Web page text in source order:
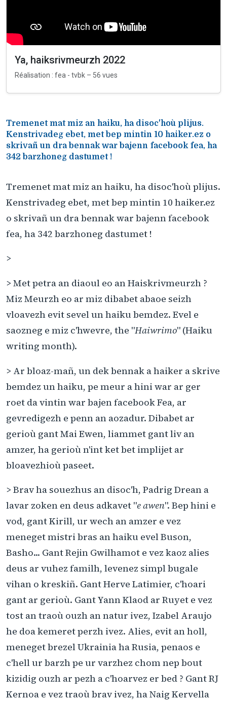
Ya, haiksrivmeurzh 2022
Réalisation : fea - tvbk – 56 vues
Tremenet mat miz an haiku, ha disoc'hoù plijus.
Kenstrivadeg ebet, met bep mintin 10 haiker.ez o
skrivañ un dra bennak war bajenn facebook fea, ha
342 barzhoneg dastumet !
Tremenet mat miz an haiku, ha disoc'hoù plijus.
Kenstrivadeg ebet, met bep mintin 10 haiker.ez
o skrivañ un dra bennak war bajenn facebook
fea, ha 342 barzhoneg dastumet !
>
> Met petra an diaoul eo an Haiskrivmeurzh ?
Miz Meurzh eo ar miz dibabet abaoe seizh
vloavezh evit sevel un haiku bemdez. Evel e
saozneg e miz c'hwevre, the "Haiwrimo" (Haiku
writing month).
> Ar bloaz-mañ, un dek bennak a haiker a skrive
bemdez un haiku, pe meur a hini war ar ger
roet da vintin war bajen facebook Fea, ar
gevredigezh e penn an aozadur. Dibabet ar
gerioù gant Mai Ewen, liammet gant liv an
amzer, ha gerioù n'int ket bet implijet ar
bloavezhioù paseet.
> Brav ha souezhus an disoc'h, Padrig Drean a
lavar zoken en deus adkavet "e awen". Bep hini e
vod, gant Kirill, ur wech an amzer e vez
meneget mistri bras an haiku evel Buson,
Basho... Gant Rejin Gwilhamot e vez kaoz alies
deus ar vuhez familh, levenez simpl bugale
vihan o kreskiñ. Gant Herve Latimier, c'hoari
gant ar gerioù. Gant Yann Klaod ar Ruyet e vez
tost an traoù ouzh an natur ivez, Izabel Araujo
he doa kemeret perzh ivez. Alies, evit an holl,
meneget brezel Ukrainia ha Rusia, penaos e
c'hell ur barzh pe ur varzhez chom nep bout
kizidig ouzh ar pezh a c'hoarvez er bed ? Gant RJ
Kernoa e vez traoù brav ivez, ha Naig Kervella